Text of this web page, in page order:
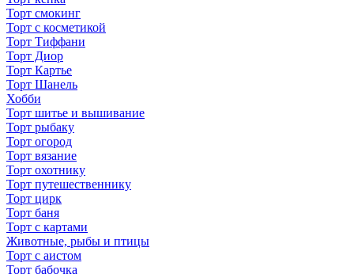
Торт смокинг
Торт с косметикой
Торт Тиффани
Торт Диор
Торт Картье
Торт Шанель
Хобби
Торт шитье и вышивание
Торт рыбаку
Торт огород
Торт вязание
Торт охотнику
Торт путешественнику
Торт цирк
Торт баня
Торт с картами
Животные, рыбы и птицы
Торт с аистом
Торт бабочка